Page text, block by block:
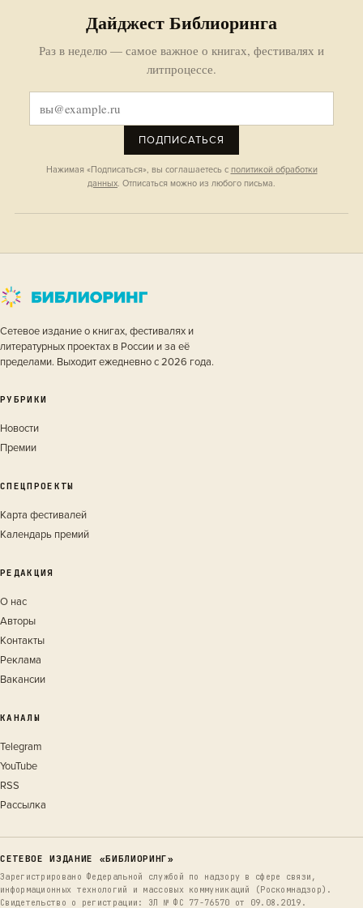
Дайджест Библиоринга
Раз в неделю — самое важное о книгах, фестивалях и
литпроцессе.
ПОДПИСАТЬСЯ
Нажимая «Подписаться», вы соглашаетесь с политикой обработки
данных. Отписаться можно из любого письма.
Сетевое издание о книгах, фестивалях и
литературных проектах в России и за её
пределами. Выходит ежедневно с 2026 года.
РУБРИКИ
Новости
Премии
СПЕЦПРОЕКТЫ
Карта фестивалей
Календарь премий
РЕДАКЦИЯ
О нас
Авторы
Контакты
Реклама
Вакансии
КАНАЛЫ
Telegram
YouTube
RSS
Рассылка
СЕТЕВОЕ ИЗДАНИЕ «БИБЛИОРИНГ»
Зарегистрировано Федеральной службой по надзору в сфере связи,
информационных технологий и массовых коммуникаций (Роскомнадзор).
Свидетельство о регистрации: ЭЛ № ФС 77-76570 от 09.08.2019.